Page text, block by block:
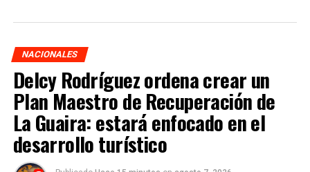
NACIONALES
Delcy Rodríguez ordena crear un
Plan Maestro de Recuperación de
La Guaira: estará enfocado en el
desarrollo turístico